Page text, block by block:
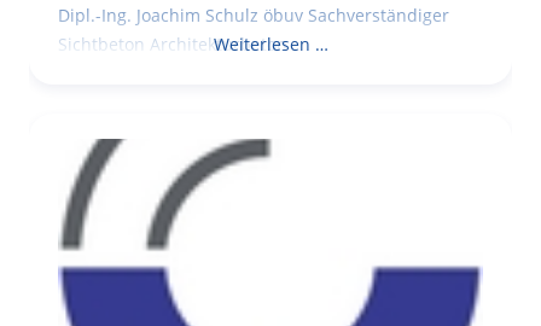
Dipl.-Ing. Joachim Schulz öbuv Sachverständiger
Sichtbeton Architekturbeton
Weiterlesen …